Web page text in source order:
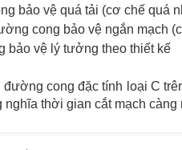
bảo vệ quá tải (cơ chế quá
cong bảo vệ ngắn mạch
bảo vệ lý tưởng theo thiết kế
cong đặc tính loại C
thời gian cắt mạch càng